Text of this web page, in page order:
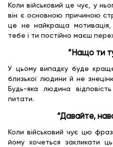
Коли військовий це чує, у
він є основною причиною
це не найкраща
тебе і ти постійно маєш
“Нащо ти
У цьому випадку буде
близької людини й не
Будь-яка людина
питати.
“Давайте,
Коли військовий чує цю
йому хочеться закликати